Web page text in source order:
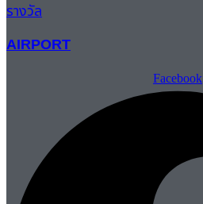
รางวัล
AIRPORT
Facebook